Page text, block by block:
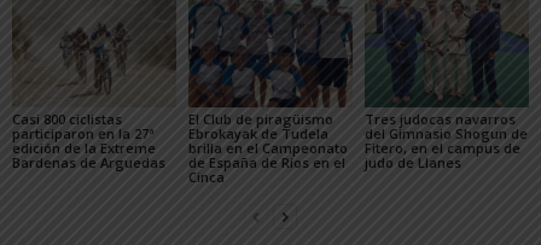
Casi 800 ciclistas
participaron en la 27ª
edición de la Extreme
Bardenas de Arguedas
El Club de piragüismo
Ebrokayak de Tudela
brilla en el Campeonato
de España de Ríos en el
Cinca
Tres judocas navarros
del Gimnasio Shogun de
Fitero, en el campus de
judo de Llanes